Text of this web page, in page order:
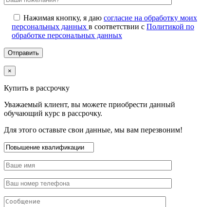
Нажимая кнопку, я даю согласие на обработку моих
персональных данных в соответствии с Политикой по
обработке персональных данных
×
Купить в рассрочку
Уважаемый клиент, вы можете приобрести данный
обучающий курс в рассрочку.
Для этого оставьте свои данные, мы вам перезвоним!